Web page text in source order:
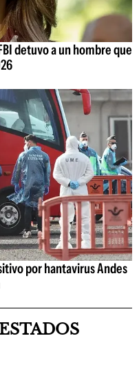
detuvo a un hombre que
por hantavirus Andes